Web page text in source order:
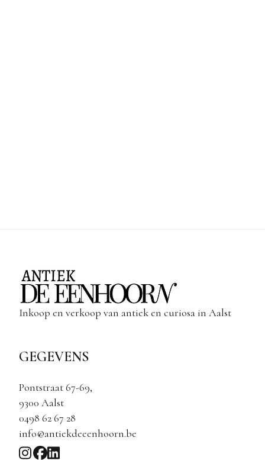
Inkoop en verkoop van antiek en curiosa in Aalst
GEGEVENS
Pontstraat 67-69,
9300 Aalst
0498 62 67 28
info@antiekdeeenhoorn.be